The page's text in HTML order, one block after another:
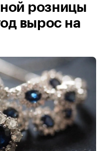
розницы
вырос на